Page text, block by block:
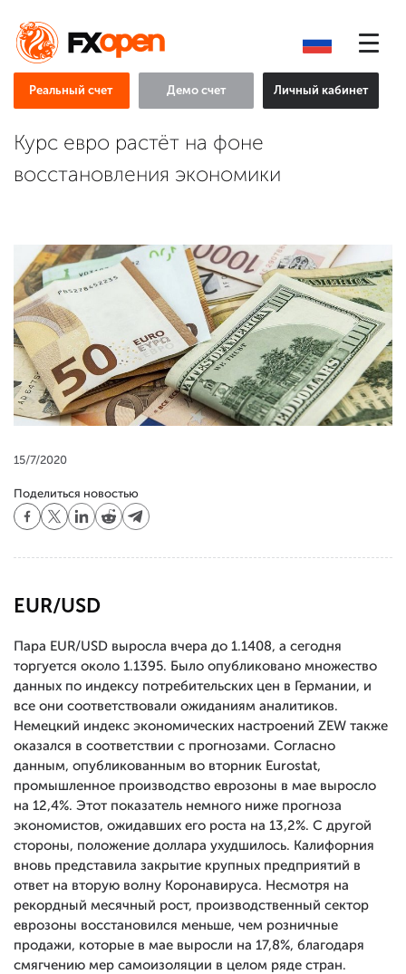
Реальный счет Демо счет Личный кабинет
Курс евро растёт на фоне
восстановления экономики
15/7/2020
Поделиться новостью
EUR/USD
Пара EUR/USD выросла вчера до 1.1408, а сегодня
торгуется около 1.1395. Было опубликовано множество
данных по индексу потребительских цен в Германии, и
все они соответствовали ожиданиям аналитиков.
Немецкий индекс экономических настроений ZEW также
оказался в соответствии с прогнозами. Согласно
данным, опубликованным во вторник Eurostat,
промышленное производство еврозоны в мае выросло
на 12,4%. Этот показатель немного ниже прогноза
экономистов, ожидавших его роста на 13,2%. С другой
стороны, положение доллара ухудшилось. Калифорния
вновь представила закрытие крупных предприятий в
ответ на вторую волну Коронавируса. Несмотря на
рекордный месячный рост, производственный сектор
еврозоны восстановился меньше, чем розничные
продажи, которые в мае выросли на 17,8%, благодаря
смягчению мер самоизоляции в целом ряде стран.